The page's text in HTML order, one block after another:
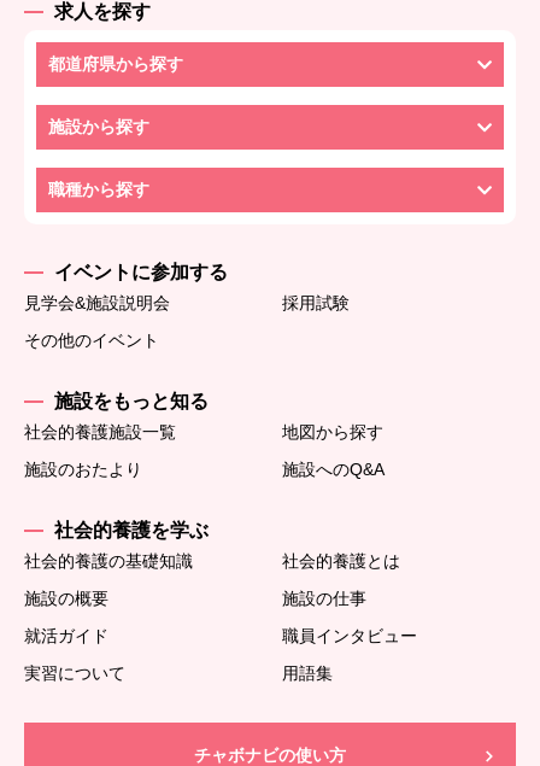
求人を探す
都道府県から探す
施設から探す
職種から探す
イベントに参加する
見学会&施設説明会
採用試験
その他のイベント
施設をもっと知る
社会的養護施設一覧
地図から探す
施設のおたより
施設へのQ&A
社会的養護を学ぶ
社会的養護の基礎知識
社会的養護とは
施設の概要
施設の仕事
就活ガイド
職員インタビュー
実習について
用語集
チャボナビの使い方